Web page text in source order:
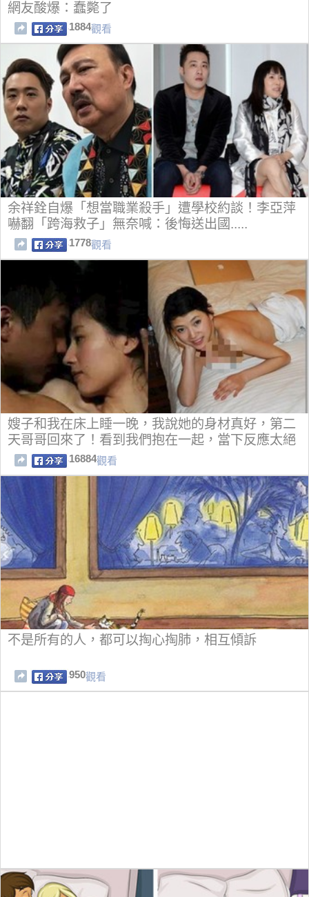
網友酸爆：蠢斃了
1884觀看
余祥銓自爆「想當職業殺手」遭學校約談！李亞萍
嚇翻「跨海救子」無奈喊：後悔送出國.....
1778觀看
嫂子和我在床上睡一晚，我說她的身材真好，第二
天哥哥回來了！看到我們抱在一起，當下反應太絕
了阿！
16884觀看
不是所有的人，都可以掏心掏肺，相互傾訴
950觀看